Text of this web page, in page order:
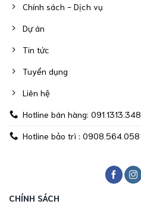
Chính sách - Dịch vụ
Dự án
Tin tức
Tuyển dụng
Liên hệ
Hotline bán hàng: 091.1313.348
Hotline bảo trì : 0908.564.058
CHÍNH SÁCH